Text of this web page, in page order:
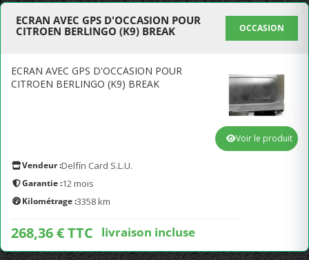
ECRAN AVEC GPS D'OCCASION POUR
CITROEN BERLINGO (K9) BREAK
OCCASION
ECRAN AVEC GPS D'OCCASION POUR
CITROEN BERLINGO (K9) BREAK
Vendeur :Delfín Card S.L.U.
Garantie :12 mois
Kilométrage :3358 km
268,36 € TTC livraison incluse
Voir le produit